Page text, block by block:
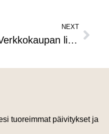
NEXT
Verkkokaupan liikevaihto laskee, vaikka liikenne pysyy – mistä on oikeasti kyse?
tuoreimmat päivitykset ja